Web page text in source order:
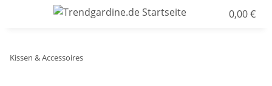
0,00 €
Kissen & Accessoires